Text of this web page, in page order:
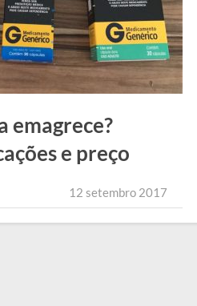
emagrece?
e preço
12 setembro 2017